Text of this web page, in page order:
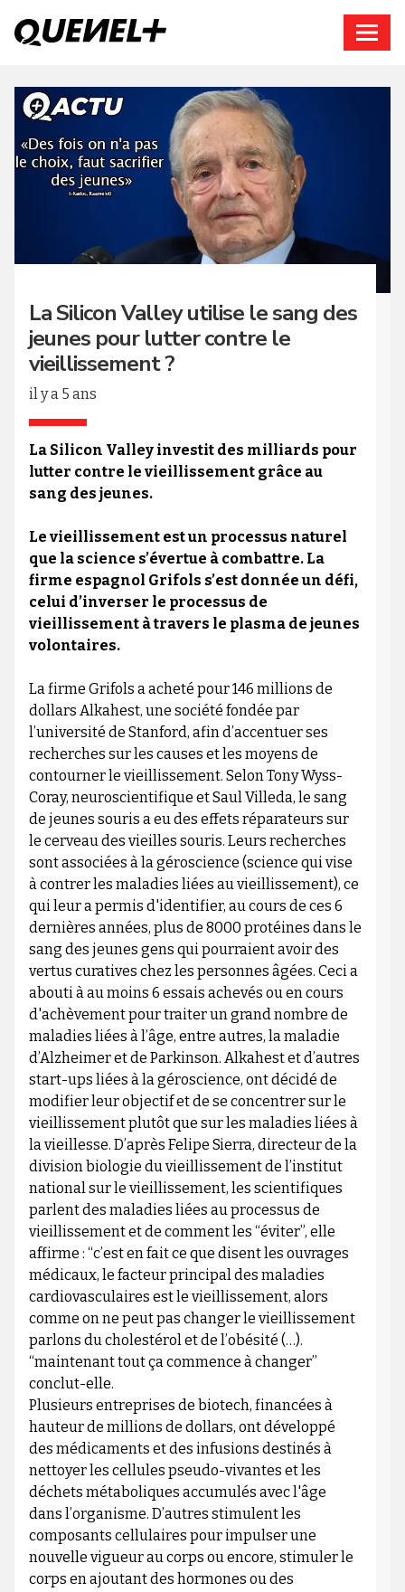
La Silicon Valley utilise le sang des
jeunes pour lutter contre le
vieillissement ?
il y a 5 ans
La Silicon Valley investit des milliards pour
lutter contre le vieillissement grâce au
sang des jeunes.
Le vieillissement est un processus naturel
que la science s’évertue à combattre. La
firme espagnol Grifols s’est donnée un défi,
celui d’inverser le processus de
vieillissement à travers le plasma de jeunes
volontaires.
La firme Grifols a acheté pour 146 millions de
dollars Alkahest, une société fondée par
l’université de Stanford, afin d’accentuer ses
recherches sur les causes et les moyens de
contourner le vieillissement. Selon Tony Wyss-
Coray, neuroscientifique et Saul Villeda, le sang
de jeunes souris a eu des effets réparateurs sur
le cerveau des vieilles souris. Leurs recherches
sont associées à la géroscience (science qui vise
à contrer les maladies liées au vieillissement), ce
qui leur a permis d'identifier, au cours de ces 6
dernières années, plus de 8000 protéines dans le
sang des jeunes gens qui pourraient avoir des
vertus curatives chez les personnes âgées. Ceci a
abouti à au moins 6 essais achevés ou en cours
d'achèvement pour traiter un grand nombre de
maladies liées à l’âge, entre autres, la maladie
d’Alzheimer et de Parkinson. Alkahest et d’autres
start-ups liées à la géroscience, ont décidé de
modifier leur objectif et de se concentrer sur le
vieillissement plutôt que sur les maladies liées à
la vieillesse. D’après Felipe Sierra, directeur de la
division biologie du vieillissement de l’institut
national sur le vieillissement, les scientifiques
parlent des maladies liées au processus de
vieillissement et de comment les “éviter”, elle
affirme : “c’est en fait ce que disent les ouvrages
médicaux, le facteur principal des maladies
cardiovasculaires est le vieillissement, alors
comme on ne peut pas changer le vieillissement
parlons du cholestérol et de l’obésité (…).
“maintenant tout ça commence à changer”
conclut-elle.
Plusieurs entreprises de biotech, financées à
hauteur de millions de dollars, ont développé
des médicaments et des infusions destinés à
nettoyer les cellules pseudo-vivantes et les
déchets métaboliques accumulés avec l'âge
dans l’organisme. D’autres stimulent les
composants cellulaires pour impulser une
nouvelle vigueur au corps ou encore, stimuler le
corps en ajoutant des hormones ou des